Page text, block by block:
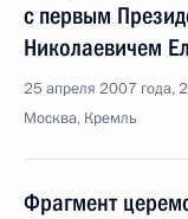
с первым
Николаевичем
25 апреля 2007 года,
Москва, Кремль
Фрагмент